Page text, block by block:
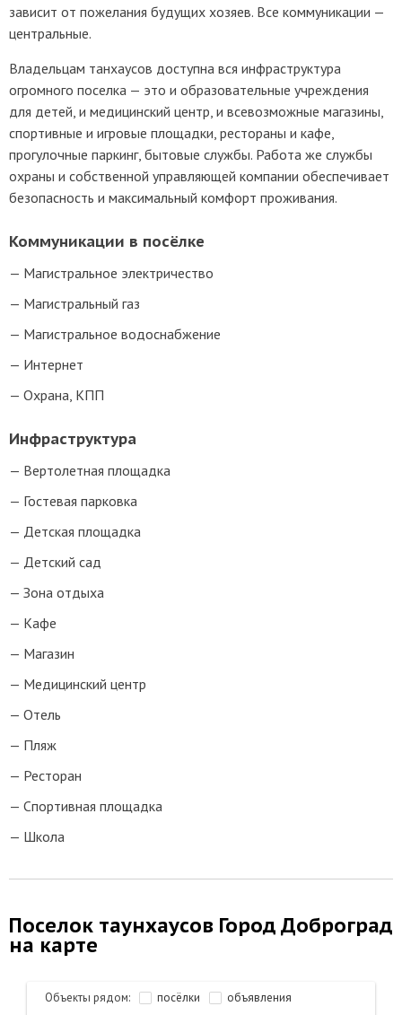
зависит от пожелания будущих хозяев. Все коммуникации —
центральные.
Владельцам танхаусов доступна вся инфраструктура
огромного поселка — это и образовательные учреждения
для детей, и медицинский центр, и всевозможные магазины,
спортивные и игровые площадки, рестораны и кафе,
прогулочные паркинг, бытовые службы. Работа же службы
охраны и собственной управляющей компании обеспечивает
безопасность и максимальный комфорт проживания.
Коммуникации в посёлке
Магистральное электричество
Магистральный газ
Магистральное водоснабжение
Интернет
Охрана, КПП
Инфраструктура
Вертолетная площадка
Гостевая парковка
Детская площадка
Детский сад
Зона отдыха
Кафе
Магазин
Медицинский центр
Отель
Пляж
Ресторан
Спортивная площадка
Школа
Поселок таунхаусов Город Доброград
на карте
Объекты рядом: посёлки объявления